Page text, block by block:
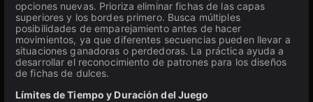
opciones nuevas. Prioriza eliminar fichas de las capas
superiores y los bordes primero. Busca múltiples
posibilidades de emparejamiento antes de hacer
movimientos, ya que diferentes secuencias pueden llevar a
situaciones ganadoras o perdedoras. La práctica ayuda a
desarrollar el reconocimiento de patrones para los diseños
de fichas de dulces.
Límites de Tiempo y Duración del Juego